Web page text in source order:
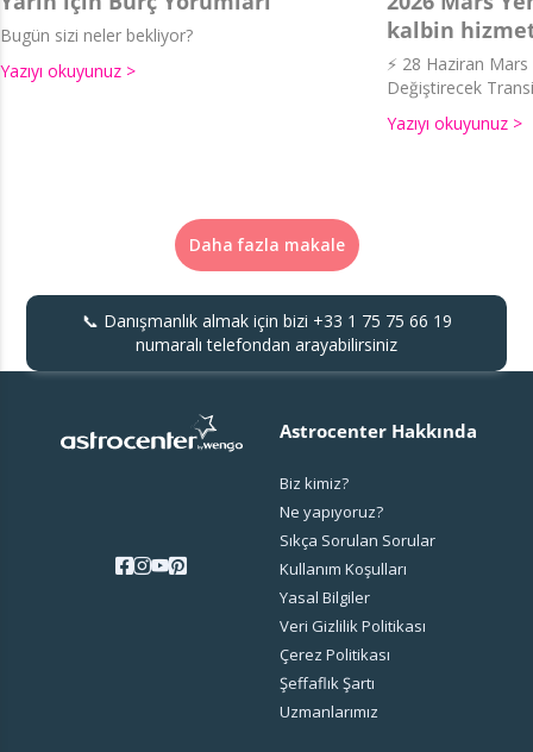
Bugün sizi neler bekliyor?
Yazıyı okuyunuz >
kalbin
⚡ 28 Haziran
Değiştirecek
Yazıyı okuyunuz >
Daha fazla makale
📞 Danışmanlık almak için bizi +33 1 75 75 66 19
numaralı telefondan arayabilirsiniz
Astrocenter Hakkında
Biz kimiz?
Ne yapıyoruz?
Sıkça Sorulan Sorular
Kullanım Koşulları
Yasal Bilgiler
Veri Gizlilik Politikası
Çerez Politikası
Şeffaflık Şartı
Uzmanlarımız